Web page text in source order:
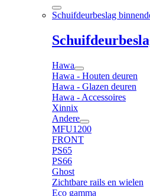
Schuifdeurbeslag
Hawa
Hawa - Houten deuren
Hawa - Glazen deuren
Hawa - Accessoires
Xinnix
Andere
MFU1200
FRONT
PS65
PS66
Ghost
Zichtbare rails en wielen
Eco gamma